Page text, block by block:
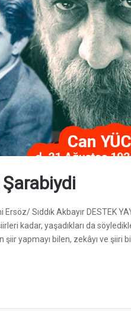
Şarabiydi
Sıddık Akbayır DESTEK
şiirleri kadar, yaşadıkları da
şiir yapmayı bilen, zekâyı ve